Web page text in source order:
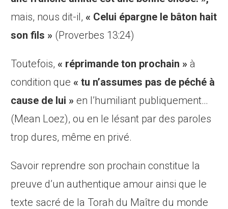
mais, nous dit-il,« Celui épargne le bâton hait
son fils » (Proverbes 13:24)
Toutefois,« réprimande ton prochain » à
condition que« tu n’assumes pas de péché à
cause de lui » en l’humiliant publiquement…
(Mean Loez), ou en le lésant par des paroles
trop dures, même en privé.
Savoir reprendre son prochain constitue la
preuve d’un authentique amour ainsi que le
texte sacré de la Torah du Maître du monde